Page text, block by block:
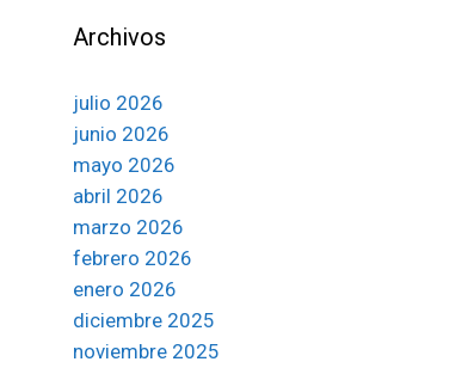
Archivos
julio 2026
junio 2026
mayo 2026
abril 2026
marzo 2026
febrero 2026
enero 2026
diciembre 2025
noviembre 2025